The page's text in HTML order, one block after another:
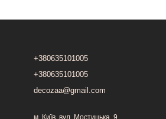
+380635101005
+380635101005
decozaa@gmail.com
м. Київ, вул. Мостицька, 9